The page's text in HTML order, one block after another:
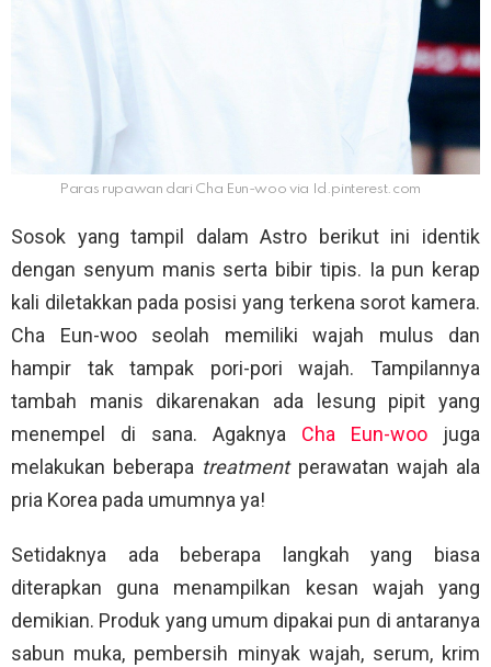
Paras rupawan dari Cha Eun-woo via Id.pinterest.com
Sosok yang tampil dalam Astro berikut ini identik
dengan senyum manis serta bibir tipis. Ia pun kerap
kali diletakkan pada posisi yang terkena sorot kamera.
Cha Eun-woo seolah memiliki wajah mulus dan
hampir tak tampak pori-pori wajah. Tampilannya
tambah manis dikarenakan ada lesung pipit yang
menempel di sana. Agaknya Cha Eun-woo juga
melakukan beberapa treatment perawatan wajah ala
pria Korea pada umumnya ya!
Setidaknya ada beberapa langkah yang biasa
diterapkan guna menampilkan kesan wajah yang
demikian. Produk yang umum dipakai pun di antaranya
sabun muka, pembersih minyak wajah, serum, krim